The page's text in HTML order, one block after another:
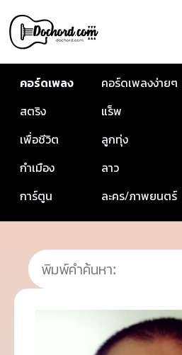
คอร์ดเพลง คอร์ดเพลงง่ายๆ
สตริง
แร็พ
เพื่อชีวิต
ลูกทุ่ง
กำเมือง
ลาว
การ์ตูน
ละคร/ภาพยนตร์